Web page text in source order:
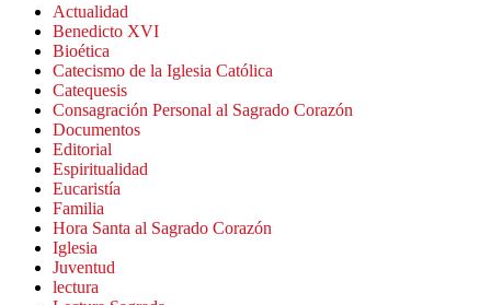
Actualidad
Benedicto XVI
Bioética
Catecismo de la Iglesia Católica
Catequesis
Consagración Personal al Sagrado Corazón
Documentos
Editorial
Espiritualidad
Eucaristía
Familia
Hora Santa al Sagrado Corazón
Iglesia
Juventud
lectura